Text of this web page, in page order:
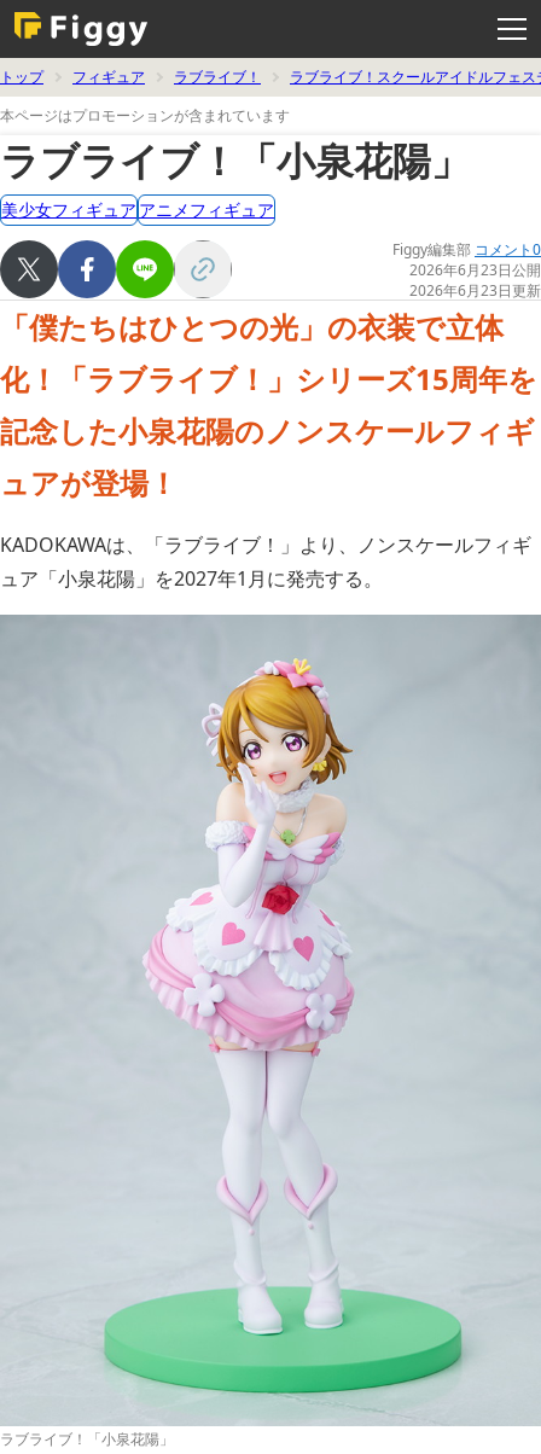
ー
を
開
く
トップ フィギュア ラブライブ！
ラブライブ！スクールアイドルフェス
本ページはプロモーションが含まれています
ラブライブ！「小泉花陽」
美少女フィギュア アニメフィギュア
Figgy編集部 コメント0
2026年6月23日公開
2026年6月23日更新
「僕たちはひとつの光」の衣装で立体
化！「ラブライブ！」シリーズ15周年を
記念した小泉花陽のノンスケールフィギ
ュアが登場！
KADOKAWAは、「ラブライブ！」より、ノンスケールフィギ
ュア「小泉花陽」を2027年1月に発売する。
ラブライブ！「小泉花陽」